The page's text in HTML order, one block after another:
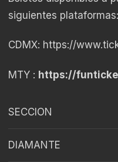
siguientes plataformas:
CDMX: https://
MTY : https://
SECCION
DIAMANTE